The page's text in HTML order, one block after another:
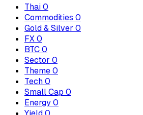
Thai0
Commodities 0
Gold & Silver 0
FX0
BTC0
Sector 0
Theme0
Tech0
Small Cap 0
Energy0